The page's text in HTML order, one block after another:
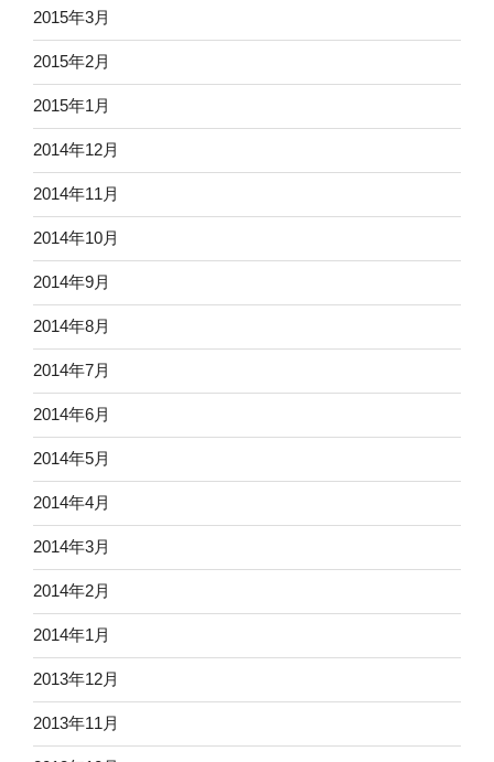
2015年3月
2015年2月
2015年1月
2014年12月
2014年11月
2014年10月
2014年9月
2014年8月
2014年7月
2014年6月
2014年5月
2014年4月
2014年3月
2014年2月
2014年1月
2013年12月
2013年11月